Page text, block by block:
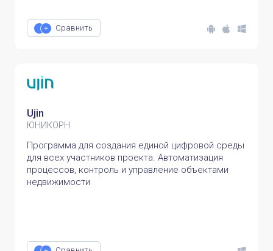
Сравнить
Ujin
ЮНИКОРН
Программа для создания единой цифровой среды
для всех участников проекта. Автоматизация
процессов, контроль и управление объектами
недвижимости